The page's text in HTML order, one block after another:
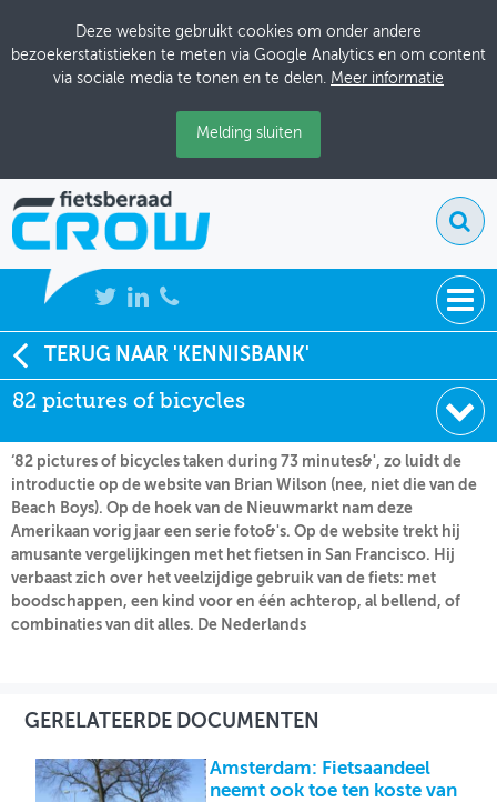
Deze website gebruikt cookies om onder andere
bezoekerstatistieken te meten via Google Analytics en om content
via sociale media te tonen en te delen. Meer informatie
Melding sluiten
NIEUWS
BIJEENKOMSTEN
KENNISBANK
ADRESSENBOEK
OVER FIETSBERAAD
THEMASITES
MIJN PROFIEL
TERUG NAAR 'KENNISBANK'
82 pictures of bicycles
Soort:
Nieuws Fietsberaad
Datum:
20-07-2007
‘82 pictures of bicycles taken during 73 minutes&', zo luidt de
introductie op de website van Brian Wilson (nee, niet die van de
Beach Boys). Op de hoek van de Nieuwmarkt nam deze
Amerikaan vorig jaar een serie foto&'s. Op de website trekt hij
amusante vergelijkingen met het fietsen in San Francisco. Hij
verbaast zich over het veelzijdige gebruik van de fiets: met
boodschappen, een kind voor en één achterop, al bellend, of
combinaties van dit alles. De Nederlands
GERELATEERDE DOCUMENTEN
Amsterdam: Fietsaandeel
neemt ook toe ten koste van